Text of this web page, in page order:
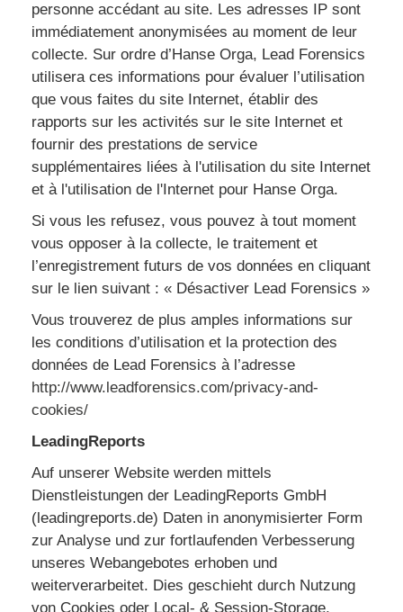
personne accédant au site. Les adresses IP sont
immédiatement anonymisées au moment de leur
collecte. Sur ordre d’Hanse Orga, Lead Forensics
utilisera ces informations pour évaluer l’utilisation
que vous faites du site Internet, établir des
rapports sur les activités sur le site Internet et
fournir des prestations de service
supplémentaires liées à l'utilisation du site Internet
et à l'utilisation de l'Internet pour Hanse Orga.
Si vous les refusez, vous pouvez à tout moment
vous opposer à la collecte, le traitement et
l’enregistrement futurs de vos données en cliquant
sur le lien suivant : « Désactiver Lead Forensics »
Vous trouverez de plus amples informations sur
les conditions d’utilisation et la protection des
données de Lead Forensics à l’adresse
http://www.leadforensics.com/privacy-and-
cookies/
LeadingReports
Auf unserer Website werden mittels
Dienstleistungen der LeadingReports GmbH
(leadingreports.de) Daten in anonymisierter Form
zur Analyse und zur fortlaufenden Verbesserung
unseres Webangebotes erhoben und
weiterverarbeitet. Dies geschieht durch Nutzung
von Cookies oder Local- & Session-Storage.